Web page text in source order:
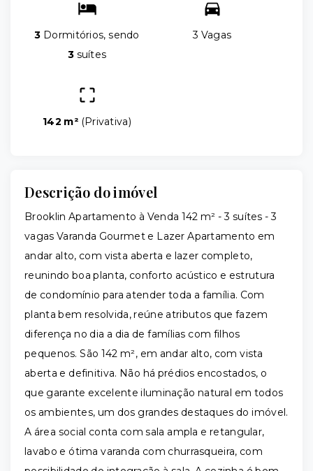
3 Dormitórios, sendo
3suítes
3 Vagas
142 m² (Privativa)
Descrição do imóvel
Brooklin Apartamento à Venda 142 m² - 3 suítes - 3
vagas Varanda Gourmet e Lazer Apartamento em
andar alto, com vista aberta e lazer completo,
reunindo boa planta, conforto acústico e estrutura
de condomínio para atender toda a família. Com
planta bem resolvida, reúne atributos que fazem
diferença no dia a dia de famílias com filhos
pequenos. São 142 m², em andar alto, com vista
aberta e definitiva. Não há prédios encostados, o
que garante excelente iluminação natural em todos
os ambientes, um dos grandes destaques do imóvel.
A área social conta com sala ampla e retangular,
lavabo e ótima varanda com churrasqueira, com